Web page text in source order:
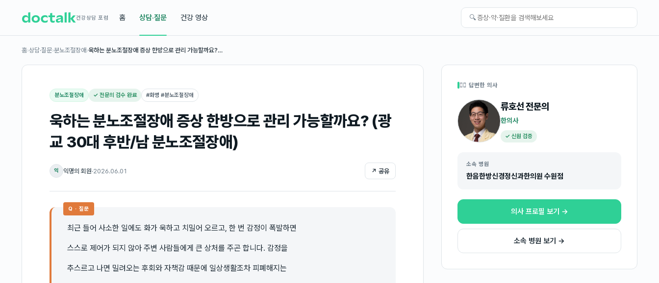
건강상담 포럼 홈 상담·질문 건강 영상 🔍
홈›상담·질문›분노조절장애›욱하는 분노조절장애 증상 한방으로 관리 가능할까요?…
분노조절장애 ✓ 전문의 검수 완료 #화병 #분노조절장애
욱하는 분노조절장애 증상 한방으로 관리 가능할까요? (광
교 30대 후반/남 분노조절장애)
익 익명의 회원·2026.06.01 ↗ 공유
Q · 질문
최근 들어 사소한 일에도 화가 욱하고 치밀어 오르고, 한 번 감정이 폭발하면
스스로 제어가 되지 않아 주변 사람들에게 큰 상처를 주곤 합니다. 감정을
추스르고 나면 밀려오는 후회와 자책감 때문에 일상생활조차 피폐해지는
👩‍⚕️ 답변한 의사
류호선전문의
한의사
✓ 신원 검증
소속 병원
한음한방신경정신과한의원 수원점
의사 프로필 보기 →
소속 병원 보기 →